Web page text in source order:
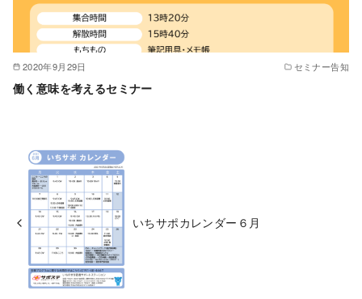
2020年9月29日 セミナー告知
働く意味を考えるセミナー
いちサポカレンダー６月